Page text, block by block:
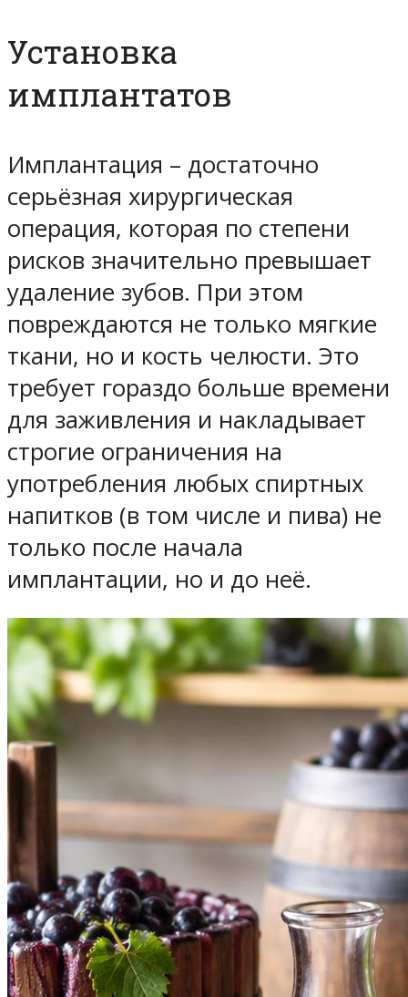
Установка
имплантатов
Имплантация – достаточно
серьёзная хирургическая
операция, которая по степени
рисков значительно превышает
удаление зубов. При этом
повреждаются не только мягкие
ткани, но и кость челюсти. Это
требует гораздо больше времени
для заживления и накладывает
строгие ограничения на
употребления любых спиртных
напитков (в том числе и пива) не
только после начала
имплантации, но и до неё.